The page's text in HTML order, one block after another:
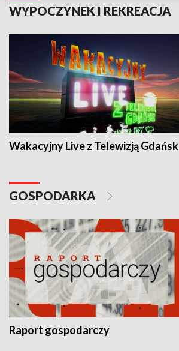
WYPOCZYNEK I REKREACJA
Wakacyjny Live z Telewizją Gdańsk
GOSPODARKA
Raport gospodarczy